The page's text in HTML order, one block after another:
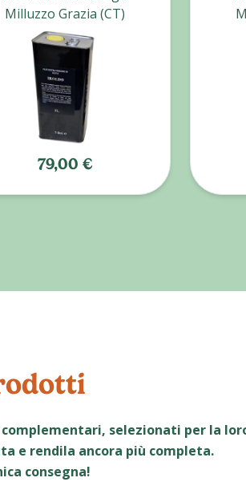
Milluzzo Grazia (CT)
79,00 €
selezionati per la
e rendila ancora più completa.
consegna!